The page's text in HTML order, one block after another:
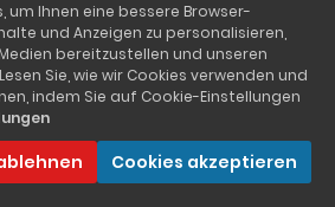
um Ihnen eine bessere Browser-
und Anzeigen zu personalisieren,
bereitzustellen und unseren
Sie, wie wir Cookies verwenden und
indem Sie auf Cookie-Einstellungen
Cookies akzeptieren